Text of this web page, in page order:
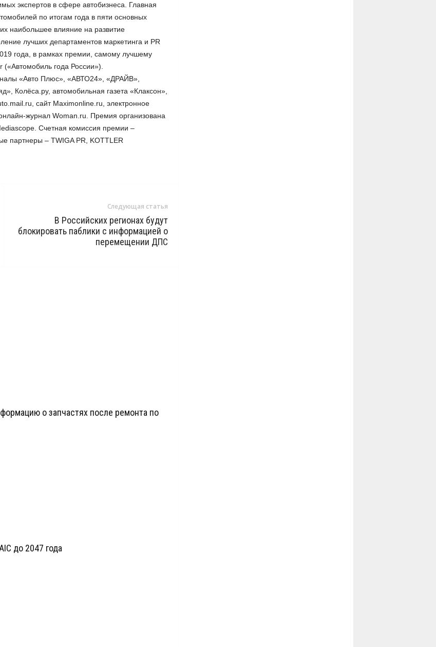
экспертов в сфере автобизнеса. Главная
по итогам года в пяти основных
наибольшее влияние на развитие
лучших департаментов маркетинга и PR
года, в рамках премии, самому лучшему
года России»).
«Авто Плюс», «АВТО24», «ДРАЙВ»,
Колёса.ру, автомобильная газета «Клаксон»,
сайт Maximonline.ru, электронное
журнал Woman.ru. Премия организована
Счетная комиссия премии –
партнеры – TWIGA PR, KOTTLER
Следующая статья
В Российских регионах будут
блокировать паблики с информацией о
перемещении ДПС
о запчастях после ремонта по
до 2047 года